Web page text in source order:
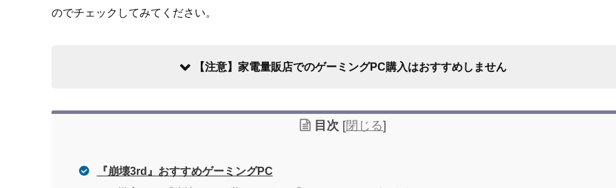
のでチェックしてみてください。
【注意】家電量販店でのゲーミングPC購入はおすすめしません
目次 [閉じる]
『崩壊3rd』おすすめゲーミングPC